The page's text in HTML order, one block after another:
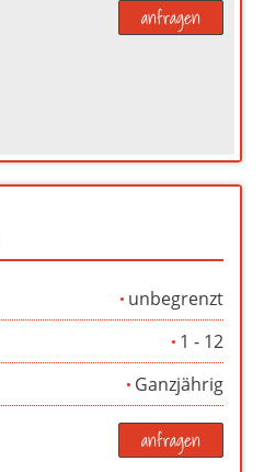
anfragen
unbegrenzt
1 - 12
Ganzjährig
anfragen